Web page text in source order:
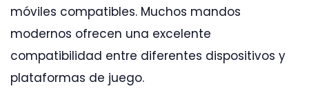
móviles compatibles. Muchos mandos
modernos ofrecen una excelente
compatibilidad entre diferentes dispositivos y
plataformas de juego.